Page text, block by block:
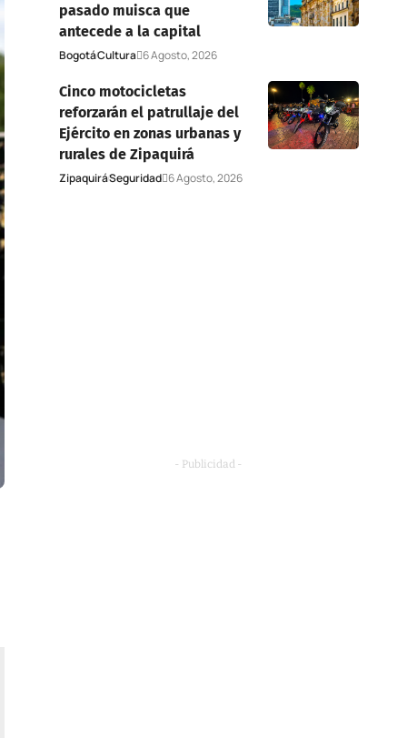
pasado muisca que
antecede a la capital
BogotáCultura 6 Agosto, 2026
Cinco motocicletas
reforzarán el patrullaje del
Ejército en zonas urbanas y
rurales de Zipaquirá
ZipaquiráSeguridad 6 Agosto, 2026
- Publicidad -